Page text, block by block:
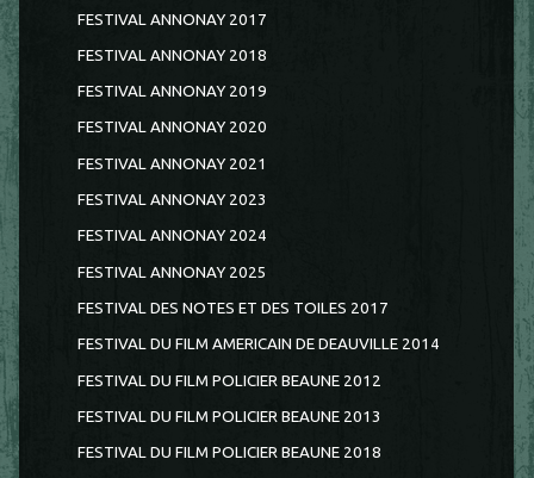
FESTIVAL ANNONAY 2017
FESTIVAL ANNONAY 2018
FESTIVAL ANNONAY 2019
FESTIVAL ANNONAY 2020
FESTIVAL ANNONAY 2021
FESTIVAL ANNONAY 2023
FESTIVAL ANNONAY 2024
FESTIVAL ANNONAY 2025
FESTIVAL DES NOTES ET DES TOILES 2017
FESTIVAL DU FILM AMERICAIN DE DEAUVILLE 2014
FESTIVAL DU FILM POLICIER BEAUNE 2012
FESTIVAL DU FILM POLICIER BEAUNE 2013
FESTIVAL DU FILM POLICIER BEAUNE 2018